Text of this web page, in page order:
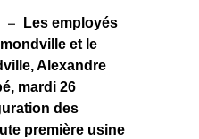
–
Les employés
et le
Alexandre
mardi 26
des
première usine